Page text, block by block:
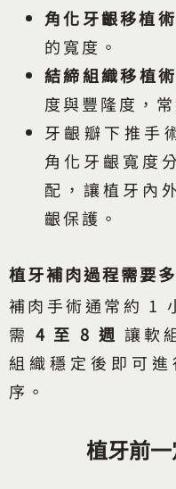
角化牙齦移植
的寬度。
結締組織移植
度與豐隆度，
牙齦瓣下推手
角化牙齦寬度
配，讓植牙內
齦保護。
植牙補肉過程需要
補肉手術通常約 1
需 4 至 8 週 讓軟
組織穩定後即可
序。
植牙前